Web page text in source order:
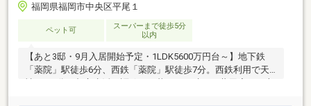
福岡県福岡市中央区平尾１
ペット可
スーパーまで徒歩5分
以内
【あと3邸・9月入居開始予定・1LDK5600万円台～】地下鉄
「薬院」駅徒歩6分、西鉄「薬院」駅徒歩7分。西鉄利用で天